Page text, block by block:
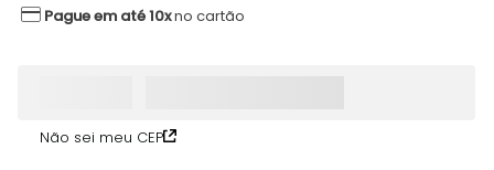
Pague em até 10xno cartão
Não sei meu CEP